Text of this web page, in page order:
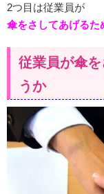
2つ目は従業員が
傘をさしてあげるた
従業員が傘
うか